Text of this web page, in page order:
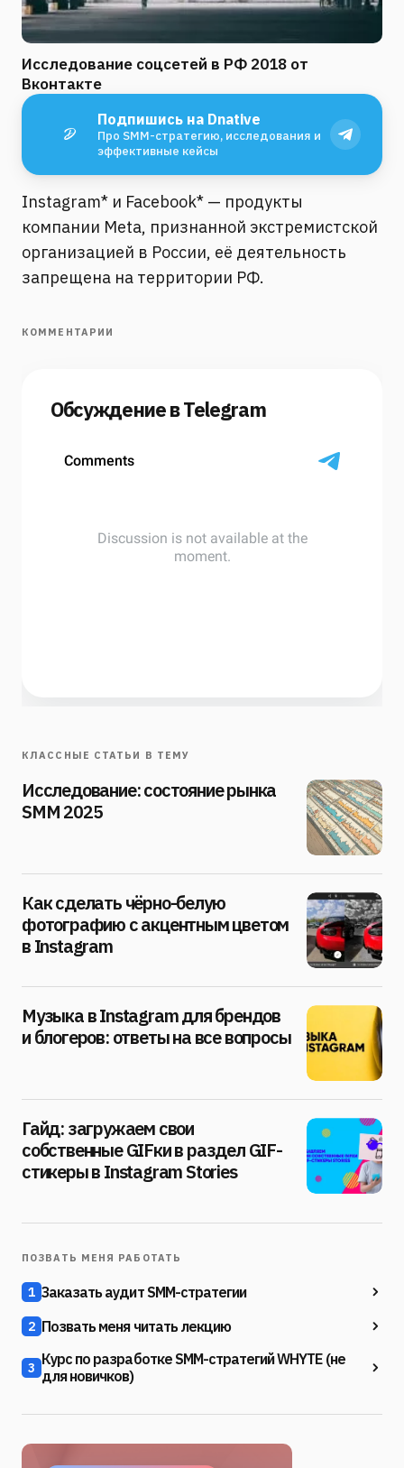
Исследование соцсетей в РФ 2018 от
Вконтакте
Подпишись на Dnative
Про SMM-стратегию, исследования и
эффективные кейсы
Instagram* и Facebook* — продукты
компании Meta, признанной экстремистской
организацией в России, её деятельность
запрещена на территории РФ.
КОММЕНТАРИИ
Обсуждение в Telegram
КЛАССНЫЕ СТАТЬИ В ТЕМУ
Исследование: состояние рынка
SMM 2025
Как сделать чёрно-белую
фотографию с акцентным цветом
в Instagram
Музыка в Instagram для брендов
и блогеров: ответы на все вопросы
Гайд: загружаем свои
собственные GIFки в раздел GIF-
стикеры в Instagram Stories
ПОЗВАТЬ МЕНЯ РАБОТАТЬ
1 Заказать аудит SMM-стратегии
2 Позвать меня читать лекцию
3 Курс по разработке SMM-стратегий WHYTE (не
для новичков)